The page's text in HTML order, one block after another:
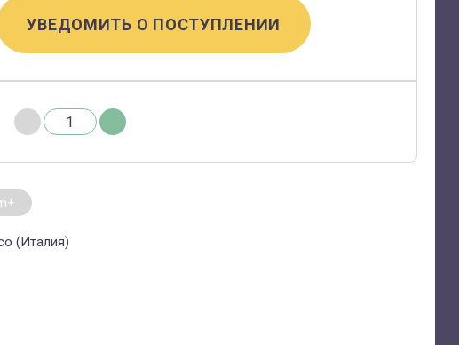
УВЕДОМИТЬ О ПОСТУПЛЕНИИ
(Италия)